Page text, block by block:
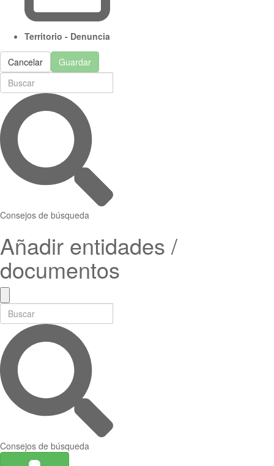
Territorio - Denuncia
Cancelar Guardar
Consejos de búsqueda
Añadir entidades /
documentos
Consejos de búsqueda